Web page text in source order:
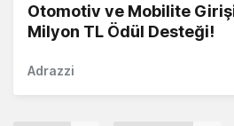
Otomotiv ve Mobilite
Milyon TL Ödül Desteği!
Adrazzi